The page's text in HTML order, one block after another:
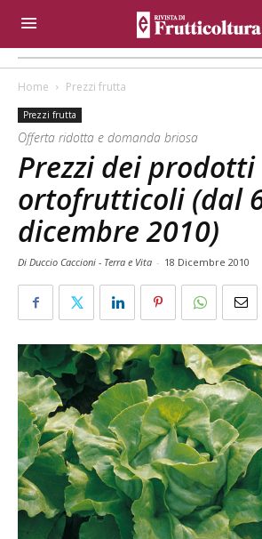
Home Prezzi frutta
Prezzi frutta
Offerta ridotta e domanda briosa
Prezzi dei prodotti
ortofrutticoli (dal
dicembre 2010)
Di Duccio Caccioni - Terra e Vita - 18 Dicembre 2010